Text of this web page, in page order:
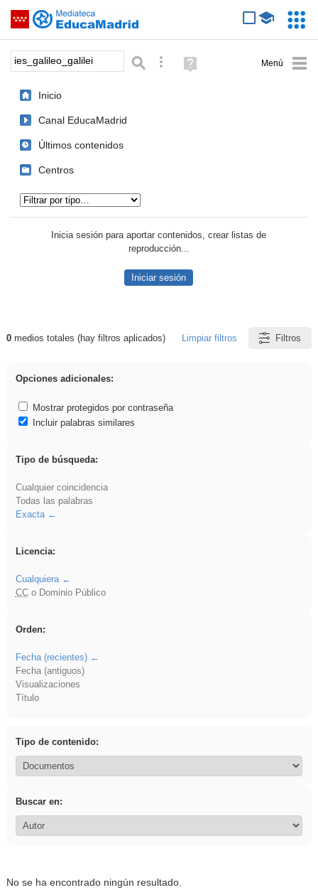
Saltar navegación
Palabra o frase: Búsqueda avanzada
Ayuda
(en
Inicio
Canal EducaMadrid
Últimos contenidos
Centros
Inicia sesión para aportar contenidos, crear listas de
reproducción...
Iniciar sesión
Resultados de: ies_galileo_galilei
0medios totales (hay filtros aplicados) Limpiar filtros Filtros
Opciones adicionales:
Mostrar protegidos por contraseña
Incluir palabras similares
Tipo de búsqueda:
Cualquier coincidencia
Todas las palabras
Exacta
Licencia:
Cualquiera
CCo Dominio Público
Orden:
Fecha (recientes)
Fecha (antiguos)
Visualizaciones
Título
Tipo de contenido:
Buscar en:
No se ha encontrado ningún resultado.